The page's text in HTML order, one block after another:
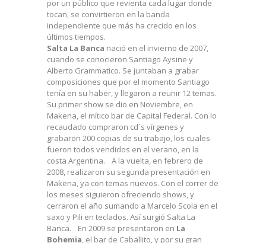
por un público que revienta cada lugar donde
tocan, se convirtieron en la banda
independiente que más ha crecido en los
últimos tiempos.
Salta La Banca nació en el invierno de 2007,
cuando se conocieron Santiago Aysine y
Alberto Grammatico. Se juntaban a grabar
composiciones que por el momento Santiago
tenía en su haber, y llegaron a reunir 12 temas.
Su primer show se dio en Noviembre, en
Makena, el mítico bar de Capital Federal. Con lo
recaudado compraron cd´s vírgenes y
grabaron 200 copias de su trabajo, los cuales
fueron todos vendidos en el verano, en la
costa Argentina. A la vuelta, en febrero de
2008, realizaron su segunda presentación en
Makena, ya con temas nuevos. Con el correr de
los meses siguieron ofreciendo shows, y
cerraron el año sumando a Marcelo Scola en el
saxo y Pili en teclados. Así surgió Salta La
Banca. En 2009 se presentaron en La
Bohemia , el bar de Caballito, y por su gran